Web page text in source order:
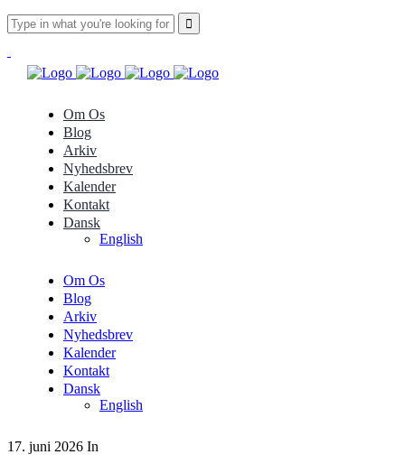
Om Os
Blog
Arkiv
Nyhedsbrev
Kalender
Kontakt
Dansk
English
Om Os
Blog
Arkiv
Nyhedsbrev
Kalender
Kontakt
Dansk
English
17. juni 2026 In